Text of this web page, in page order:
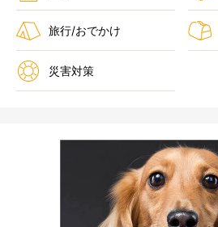
旅行/おでかけ
災害対策